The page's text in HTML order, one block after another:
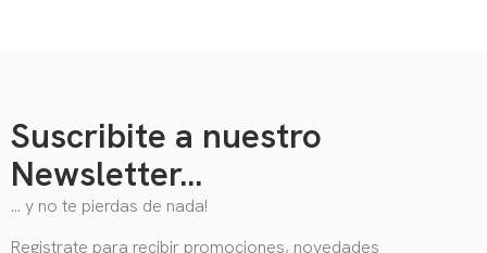
Suscribite a nuestro
Newsletter...
… y no te pierdas de nada!
Registrate para recibir promociones, novedades